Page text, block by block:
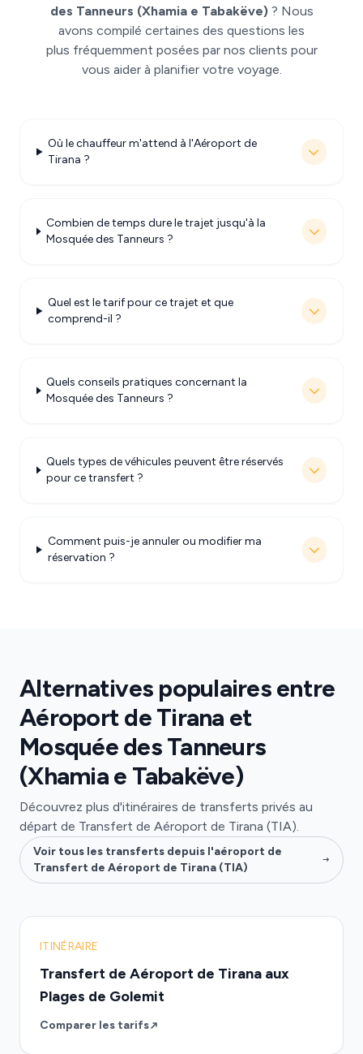
des Tanneurs (Xhamia e Tabakëve) ? Nous
avons compilé certaines des questions les
plus fréquemment posées par nos clients pour
vous aider à planifier votre voyage.
Où le chauffeur m'attend à l'Aéroport de
Tirana ?
Combien de temps dure le trajet jusqu'à la
Mosquée des Tanneurs ?
Quel est le tarif pour ce trajet et que
comprend-il ?
Quels conseils pratiques concernant la
Mosquée des Tanneurs ?
Quels types de véhicules peuvent être réservés
pour ce transfert ?
Comment puis-je annuler ou modifier ma
réservation ?
Alternatives populaires entre
Aéroport de Tirana et
Mosquée des Tanneurs
(Xhamia e Tabakëve)
Découvrez plus d'itinéraires de transferts privés au
départ de Transfert de Aéroport de Tirana (TIA).
Voir tous les transferts depuis l'aéroport de
Transfert de Aéroport de Tirana (TIA)
ITINÉRAIRE
Transfert de Aéroport de Tirana aux
Plages de Golemit
Comparer les tarifs